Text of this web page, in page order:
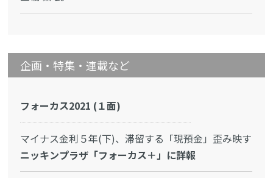
企画・特集・連載など
フォーカス2021 (１面)
マイナス金利５年(下)、滞留する「現預金」歪み映す
ニッキンプラザ「フォーカス＋」に詳報